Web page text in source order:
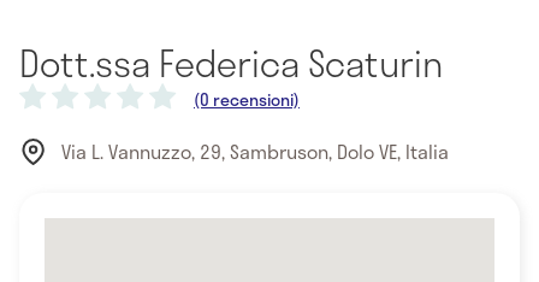
Dott.ssa Federica Scaturin
(0 recensioni)
Via L. Vannuzzo, 29, Sambruson, Dolo VE, Italia